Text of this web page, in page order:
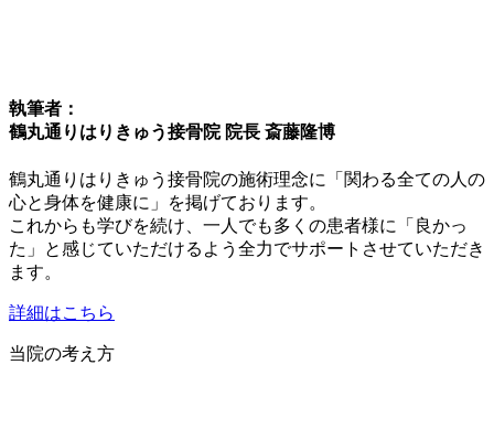
執筆者：
鶴丸通りはりきゅう接骨院 院長 斎藤隆博
鶴丸通りはりきゅう接骨院の施術理念に「関わる全ての人の
心と身体を健康に」を掲げております。
これからも学びを続け、一人でも多くの患者様に「良かっ
た」と感じていただけるよう全力でサポートさせていただき
ます。
詳細はこちら
当院の考え方